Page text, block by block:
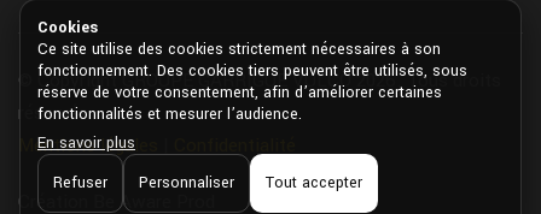
montauban climatisation voiture
Nous entretenons et rechargons votre climatisation voiture a
montauban chez garrigue vulco
villefranche de rouergue reparation
automobile
Nous realisons la reparation de votre automobile directement a
© Copyright GROUPE GARRIGUE VULCO 2026. Tous droits
réservés.
Mentions légales
Création Be Aware Prod
Cookies
Ce site utilise des cookies strictement nécessaires à son
fonctionnement. Des cookies tiers peuvent être utilisés, sous
réserve de votre consentement, afin d’améliorer certaines
fonctionnalités et mesurer l’audience.
En savoir plus
Refuser
Personnaliser Tout accepter